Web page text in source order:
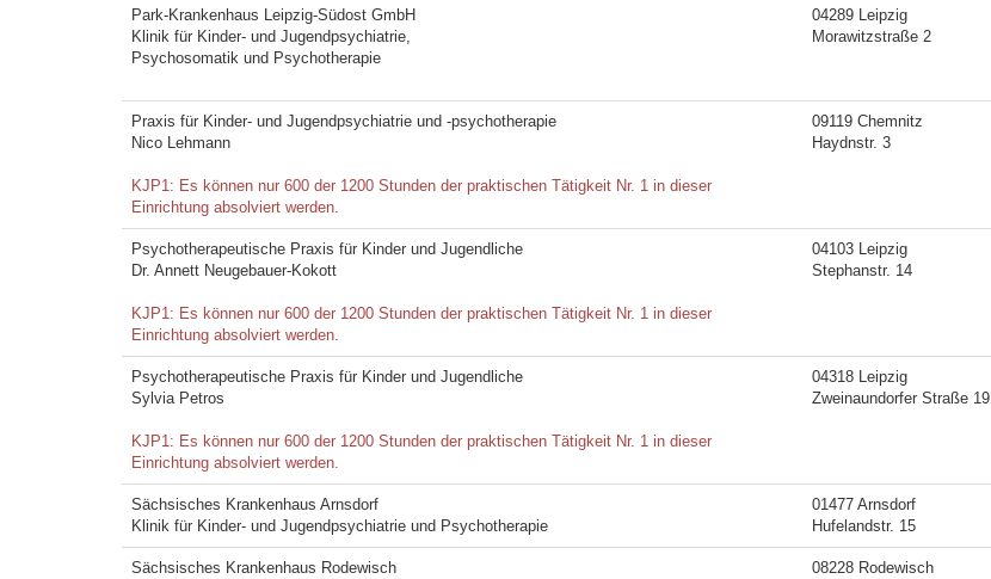
Park-Krankenhaus Leipzig-Südost GmbH
Klinik für Kinder- und Jugendpsychiatrie,
Psychosomatik und Psychotherapie
04289 Leipzig
Morawitzstraße 2
Praxis für Kinder- und Jugendpsychiatrie und -psychotherapie
Nico Lehmann
KJP1: Es können nur 600 der 1200 Stunden der praktischen Tätigkeit Nr. 1 in dieser
Einrichtung absolviert werden.
09119 Chemnitz
Haydnstr. 3
Psychotherapeutische Praxis für Kinder und Jugendliche
Dr. Annett Neugebauer-Kokott
KJP1: Es können nur 600 der 1200 Stunden der praktischen Tätigkeit Nr. 1 in dieser
Einrichtung absolviert werden.
04103 Leipzig
Stephanstr. 14
Psychotherapeutische Praxis für Kinder und Jugendliche
Sylvia Petros
KJP1: Es können nur 600 der 1200 Stunden der praktischen Tätigkeit Nr. 1 in dieser
Einrichtung absolviert werden.
04318 Leipzig
Zweinaundorfer Straße 19
Sächsisches Krankenhaus Arnsdorf
Klinik für Kinder- und Jugendpsychiatrie und Psychotherapie
01477 Arnsdorf
Hufelandstr. 15
Sächsisches Krankenhaus Rodewisch
08228 Rodewisch